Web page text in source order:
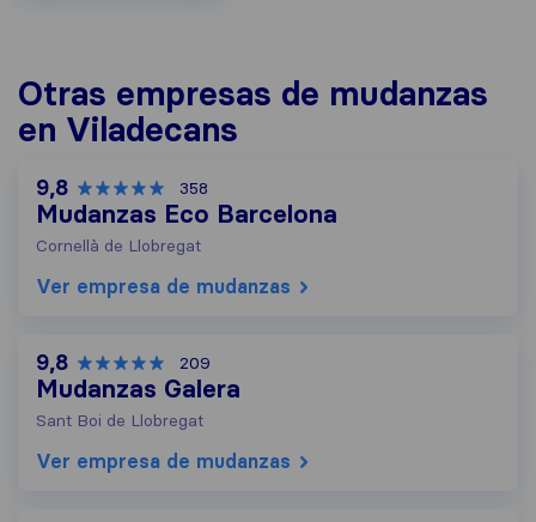
Otras empresas de mudanzas
en Viladecans
9,8 358
Mudanzas Eco Barcelona
Cornellà de Llobregat
Ver empresa de mudanzas
9,8 209
Mudanzas Galera
Sant Boi de Llobregat
Ver empresa de mudanzas